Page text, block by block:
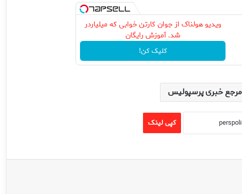
ویدیو هولناک از جوان کارتن خوابی که میلیاردر
شد. آموزش رایگان
کلیک کن!
مرجع خبری پرسپولیس
کپی لینک